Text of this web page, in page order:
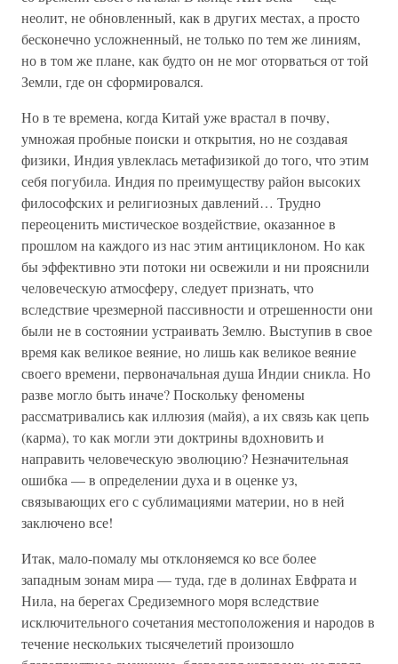
неолит, не обновленный, как в других местах, а просто
бесконечно усложненный, не только по тем же линиям,
но в том же плане, как будто он не мог оторваться от той
Земли, где он сформировался.
Но в те времена, когда Китай уже врастал в почву,
умножая пробные поиски и открытия, но не создавая
физики, Индия увлеклась метафизикой до того, что этим
себя погубила. Индия по преимуществу район высоких
философских и религиозных давлений… Трудно
переоценить мистическое воздействие, оказанное в
прошлом на каждого из нас этим антициклоном. Но как
бы эффективно эти потоки ни освежили и ни прояснили
человеческую атмосферу, следует признать, что
вследствие чрезмерной пассивности и отрешенности они
были не в состоянии устраивать Землю. Выступив в свое
время как великое веяние, но лишь как великое веяние
своего времени, первоначальная душа Индии сникла. Но
разве могло быть иначе? Поскольку феномены
рассматривались как иллюзия (майя), а их связь как цепь
(карма), то как могли эти доктрины вдохновить и
направить человеческую эволюцию? Незначительная
ошибка — в определении духа и в оценке уз,
связывающих его с сублимациями материи, но в ней
заключено все!
Итак, мало-помалу мы отклоняемся ко все более
западным зонам мира — туда, где в долинах Евфрата и
Нила, на берегах Средиземного моря вследствие
исключительного сочетания местоположения и народов в
течение нескольких тысячелетий произошло